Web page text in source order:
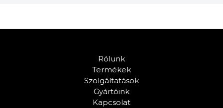
Rólunk
Termékek
Szolgáltatások
Gyártóink
Kapcsolat